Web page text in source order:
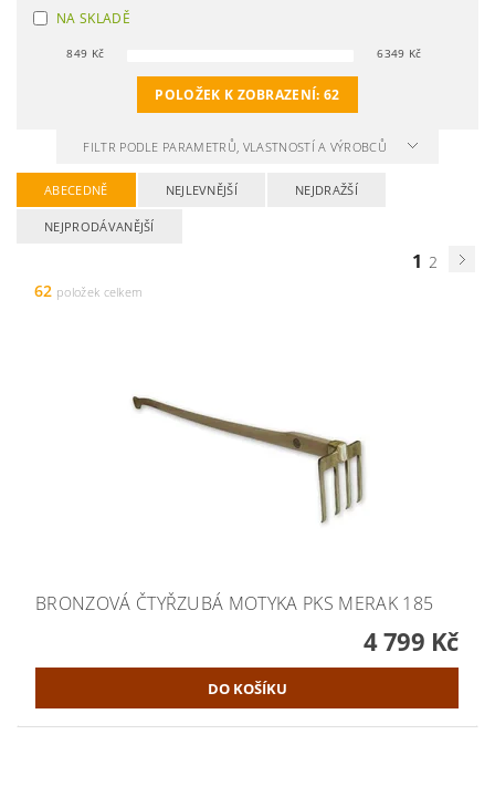
NA SKLADĚ
849 Kč 6349 Kč
POLOŽEK K ZOBRAZENÍ:62
FILTR PODLE PARAMETRŮ, VLASTNOSTÍ A VÝROBCŮ
ABECEDNĚ NEJLEVNĚJŠÍ NEJDRAŽŠÍ
NEJPRODÁVANĚJŠÍ
1 2
62 položek celkem
BRONZOVÁ ČTYŘZUBÁ MOTYKA PKS MERAK 185
4 799 Kč